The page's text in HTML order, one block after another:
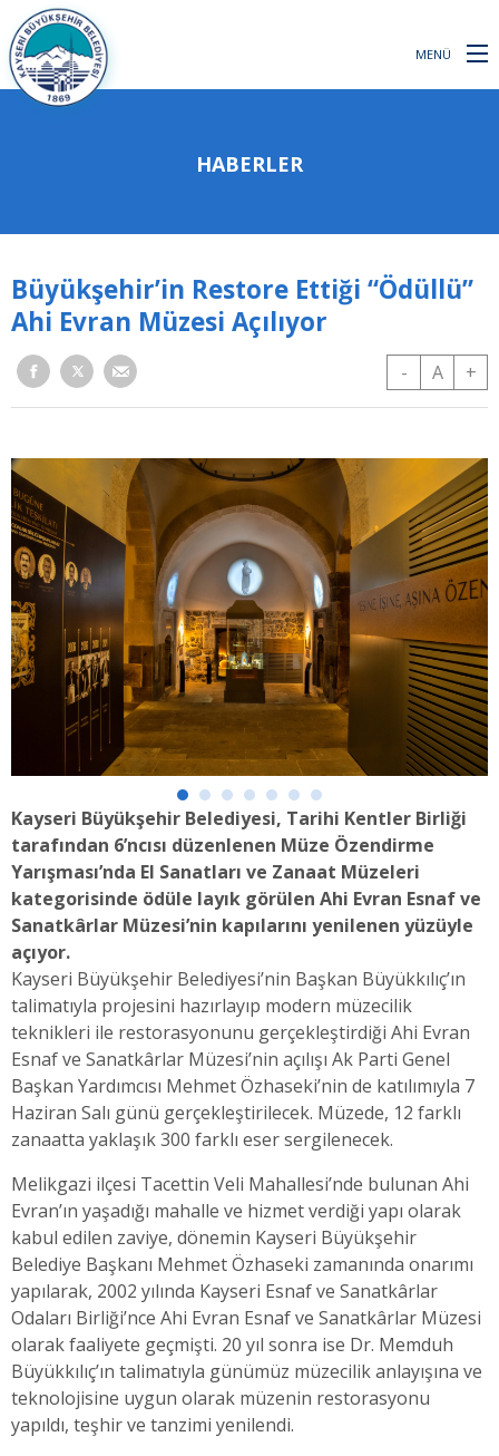
MENÜ
HABERLER
Büyükşehir’in Restore Ettiği “Ödüllü”
Ahi Evran Müzesi Açılıyor
- A +
Kayseri Büyükşehir Belediyesi, Tarihi Kentler Birliği
tarafından 6’ncısı düzenlenen Müze Özendirme
Yarışması’nda El Sanatları ve Zanaat Müzeleri
kategorisinde ödüle layık görülen Ahi Evran Esnaf ve
Sanatkârlar Müzesi’nin kapılarını yenilenen yüzüyle
açıyor.
Kayseri Büyükşehir Belediyesi’nin Başkan Büyükkılıç’ın
talimatıyla projesini hazırlayıp modern müzecilik
teknikleri ile restorasyonunu gerçekleştirdiği Ahi Evran
Esnaf ve Sanatkârlar Müzesi’nin açılışı Ak Parti Genel
Başkan Yardımcısı Mehmet Özhaseki’nin de katılımıyla 7
Haziran Salı günü gerçekleştirilecek. Müzede, 12 farklı
zanaatta yaklaşık 300 farklı eser sergilenecek.
Melikgazi ilçesi Tacettin Veli Mahallesi’nde bulunan Ahi
Evran’ın yaşadığı mahalle ve hizmet verdiği yapı olarak
kabul edilen zaviye, dönemin Kayseri Büyükşehir
Belediye Başkanı Mehmet Özhaseki zamanında onarımı
yapılarak, 2002 yılında Kayseri Esnaf ve Sanatkârlar
Odaları Birliği’nce Ahi Evran Esnaf ve Sanatkârlar Müzesi
olarak faaliyete geçmişti. 20 yıl sonra ise Dr. Memduh
Büyükkılıç’ın talimatıyla günümüz müzecilik anlayışına ve
teknolojisine uygun olarak müzenin restorasyonu
yapıldı, teşhir ve tanzimi yenilendi.